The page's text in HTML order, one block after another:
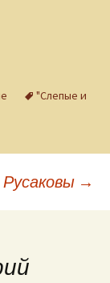
"Слепые и
Русаковы →